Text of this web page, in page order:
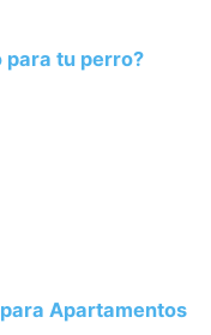
para tu perro?
Apartamentos